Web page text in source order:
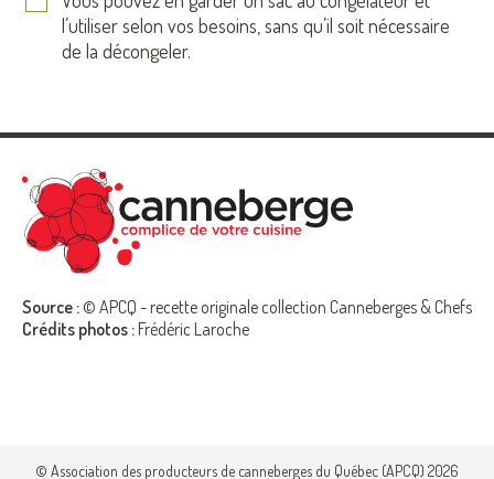
l’utiliser selon vos besoins, sans qu’il soit nécessaire
de la décongeler.
Source : © APCQ - recette originale collection Canneberges & Chefs
Crédits photos : Frédéric Laroche
© Association des producteurs de canneberges du Québec (APCQ) 2026